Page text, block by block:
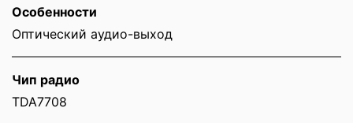
Особенности
Оптический аудио-выход
Чип радио
TDA7708